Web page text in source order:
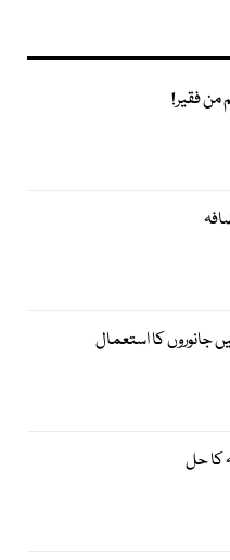
من فقیر!
جانوروں کا استعمال
کا حل